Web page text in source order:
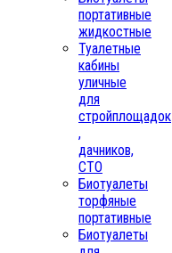
портативные
жидкостные
Туалетные
кабины
уличные
для
стройплощадок
,
дачников,
СТО
Биотуалеты
торфяные
портативные
Биотуалеты